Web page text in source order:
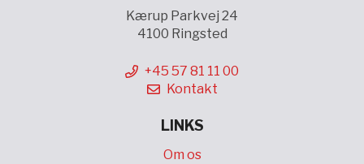
Kærup Parkvej 24
4100 Ringsted
+45 57 81 11 00
Kontakt
LINKS
Om os